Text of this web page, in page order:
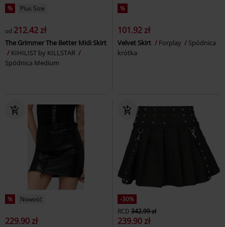
% Plus Size
od 212.42 zł
The Grimmer The Better Midi Skirt
KIHILIST by KILLSTAR
Spódnica Medium
%
101.92 zł
Velvet Skirt Forplay
Spódnica
krótka
% Nowość
229.90 zł
-30%
RCD 342.99 zł
239.90 zł